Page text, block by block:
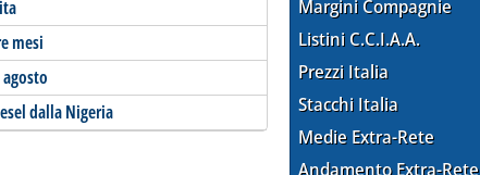
mesi
dalla Nigeria
Margini Compagnie
Listini C.C.I.A.A.
Prezzi Italia
Stacchi Italia
Medie Extra-Rete
Andamento Extra-Rete